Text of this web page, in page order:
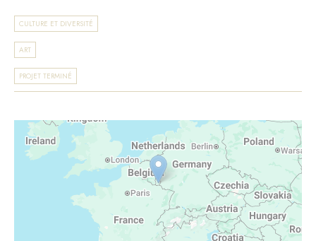
CULTURE ET DIVERSITÉ
ART
PROJET TERMINÉ